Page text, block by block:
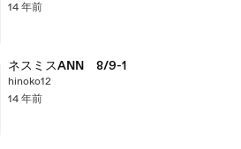
14 年前
ネスミスANN 8/9-1
hinoko12
14 年前